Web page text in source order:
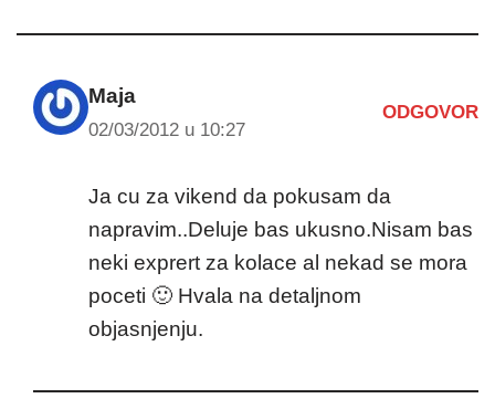
Maja
02/03/2012 u 10:27
ODGOVOR
Ja cu za vikend da pokusam da
napravim..Deluje bas ukusno.Nisam bas
neki exprert za kolace al nekad se mora
poceti 🙂 Hvala na detaljnom
objasnjenju.